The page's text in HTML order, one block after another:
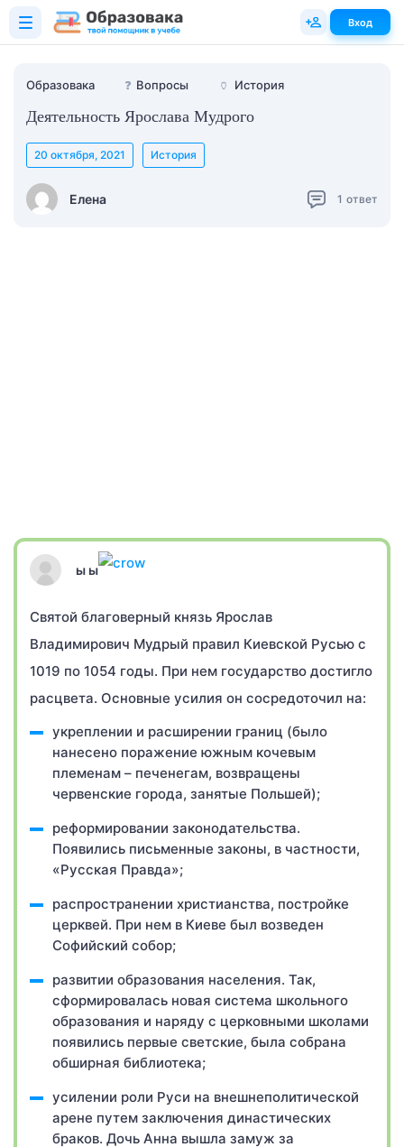
Образовака ❓ Вопросы 🏺 История
Деятельность Ярослава Мудрого
Елена
20 октября, 2021 История
1 ответ
ы ы
Святой благоверный князь Ярослав
Владимирович Мудрый правил Киевской Русью с
1019 по 1054 годы. При нем государство достигло
расцвета. Основные усилия он сосредоточил на:
укреплении и расширении границ (было
нанесено поражение южным кочевым
племенам – печенегам, возвращены
червенские города, занятые Польшей);
реформировании законодательства.
Появились письменные законы, в частности,
«Русская Правда»;
распространении христианства, постройке
церквей. При нем в Киеве был возведен
Софийский собор;
развитии образования населения. Так,
сформировалась новая система школьного
образования и наряду с церковными школами
появились первые светские, была собрана
обширная библиотека;
усилении роли Руси на внешнеполитической
арене путем заключения династических
браков. Дочь Анна вышла замуж за
Вход